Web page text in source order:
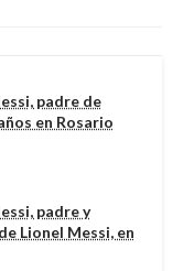
padre de
en Rosario
padre y
Lionel Messi, en